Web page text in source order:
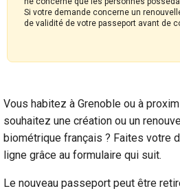
Si votre demande concerne un
de validité de votre passeport avant de
Vous habitez à Grenoble ou à
souhaitez une création ou un
biométrique français ? Faites votre
ligne grâce au formulaire qui suit.
Le nouveau passeport peut être